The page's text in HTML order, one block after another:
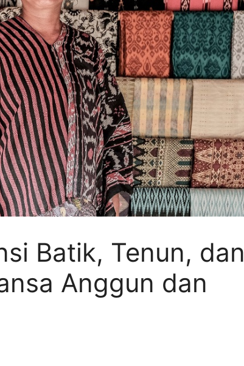
Batik, Tenun, dan
Anggun dan